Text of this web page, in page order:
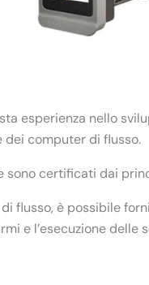
esperienza nello
dei computer di flusso.
sono certificati dai
flusso, è possibile
e l’esecuzione delle